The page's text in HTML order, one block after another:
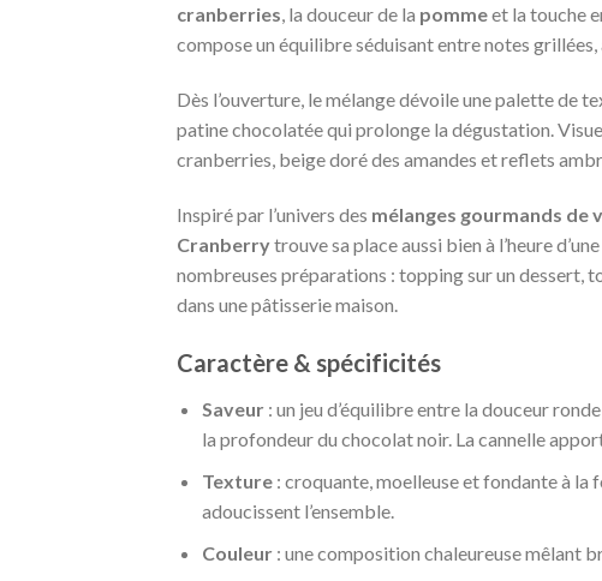
cranberries, la douceur de la pommeet la touche
compose un équilibre séduisant entre notes
Dès l’ouverture, le mélange dévoile une palette de
patine chocolatée qui prolonge la dégustation.
cranberries, beige doré des amandes et reflets
Inspiré par l’univers des mélanges gourmands de
Cranberrytrouve sa place aussi bien à l’heure
nombreuses préparations : topping sur un dessert,
dans une pâtisserie maison.
Caractère & spécificités
Saveur: un jeu d’équilibre entre la douceur
la profondeur du chocolat noir. La cannelle
Texture: croquante, moelleuse et fondante à la
adoucissent l’ensemble.
Couleur: une composition chaleureuse mêlant